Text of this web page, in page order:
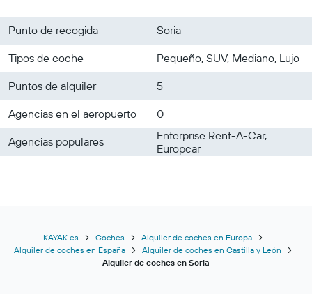
Punto de recogida
Soria
Tipos de coche
Pequeño, SUV, Mediano, Lujo
Puntos de alquiler
5
Agencias en el aeropuerto
0
Agencias populares
Enterprise Rent-A-Car,
Europcar
KAYAK.es Coches
Alquiler de coches en Europa
Alquiler de coches en España
Alquiler de coches en Castilla y León
Alquiler de coches en Soria